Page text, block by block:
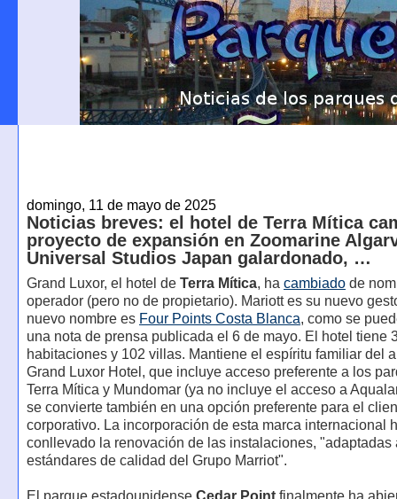
domingo, 11 de mayo de 2025
Noticias breves: el hotel de Terra Mítica
proyecto de expansión en Zoomarine
Universal Studios Japan galardonado, …
Grand Luxor, el hotel de Terra Mítica, ha cambiadode
operador (pero no de propietario). Mariott es su nuevo
nuevo nombre es Four Points Costa Blanca, como se
una nota de prensa publicada el 6 de mayo. El hotel tiene
habitaciones y 102 villas. Mantiene el espíritu familiar del
Grand Luxor Hotel, que incluye acceso preferente a los
Terra Mítica y Mundomar (ya no incluye el acceso a
se convierte también en una opción preferente para el
corporativo. La incorporación de esta marca internacional
conllevado la renovación de las instalaciones, "adaptadas
estándares de calidad del Grupo Marriot".
El parque estadounidense Cedar Pointfinalmente ha